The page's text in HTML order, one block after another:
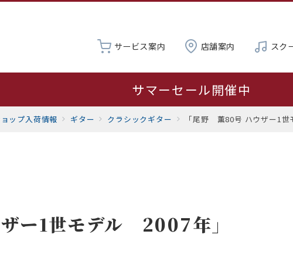
サービス案内 店舗案内 スク
サマーセール開催中
営業時間変更のお知らせ：8月8日（土）は11:00
ップ入荷情報 ギター クラシックギター 「尾野 薫80号 ハウザー1
ー1世モデル 2007年」